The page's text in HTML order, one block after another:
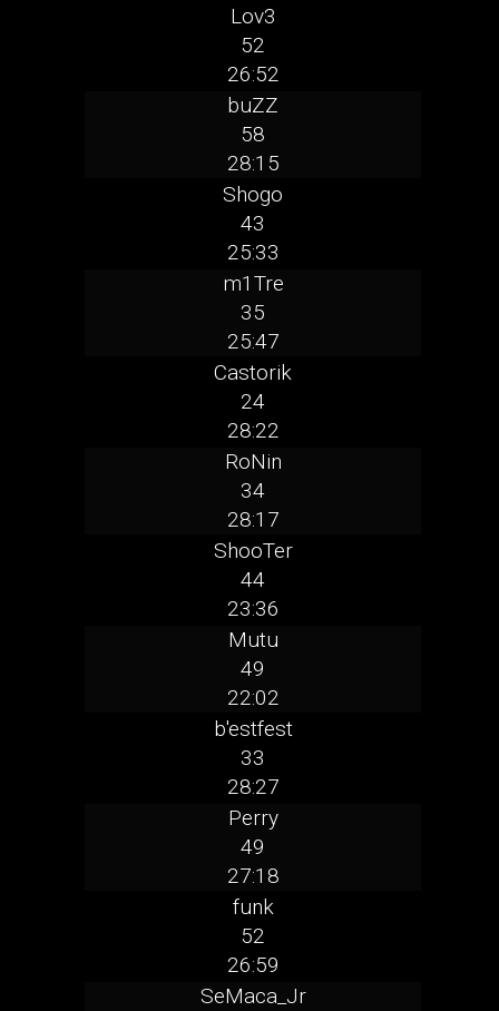
Lov3
52
26:52
buZZ
58
28:15
Shogo
43
25:33
m1Tre
35
25:47
Castorik
24
28:22
RoNin
34
28:17
ShooTer
44
23:36
Mutu
49
22:02
b'estfest
33
28:27
Perry
49
27:18
funk
52
26:59
SeMaca_Jr